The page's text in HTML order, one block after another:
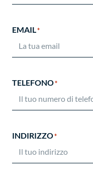
EMAIL*
TELEFONO*
INDIRIZZO*